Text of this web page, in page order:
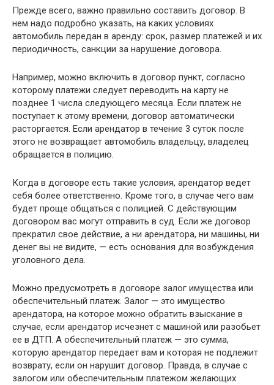
Прежде всего, важно правильно составить договор. В
нем надо подробно указать, на каких условиях
автомобиль передан в аренду: срок, размер платежей и их
периодичность, санкции за нарушение договора.
Например, можно включить в договор пункт, согласно
которому платежи следует переводить на карту не
позднее 1 числа следующего месяца. Если платеж не
поступает к этому времени, договор автоматически
расторгается. Если арендатор в течение 3 суток после
этого не возвращает автомобиль владельцу, владелец
обращается в полицию.
Когда в договоре есть такие условия, арендатор ведет
себя более ответственно. Кроме того, в случае чего вам
будет проще общаться с полицией. С действующим
договором вас могут отправить в суд. Если же договор
прекратил свое действие, а ни арендатора, ни машины, ни
денег вы не видите, — есть основания для возбуждения
уголовного дела.
Можно предусмотреть в договоре залог имущества или
обеспечительный платеж. Залог — это имущество
арендатора, на которое можно обратить взыскание в
случае, если арендатор исчезнет с машиной или разобьет
ее в ДТП. А обеспечительный платеж — это сумма,
которую арендатор передает вам и которая не подлежит
возврату, если он нарушит договор. Правда, в случае с
залогом или обеспечительным платежом желающих